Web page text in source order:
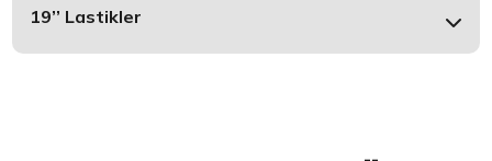
19’’ Lastikler